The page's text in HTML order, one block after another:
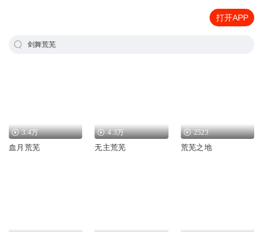
打开APP
剑舞荒芜
3.4万
血月荒芜
4.3万
无主荒芜
2523
荒芜之地